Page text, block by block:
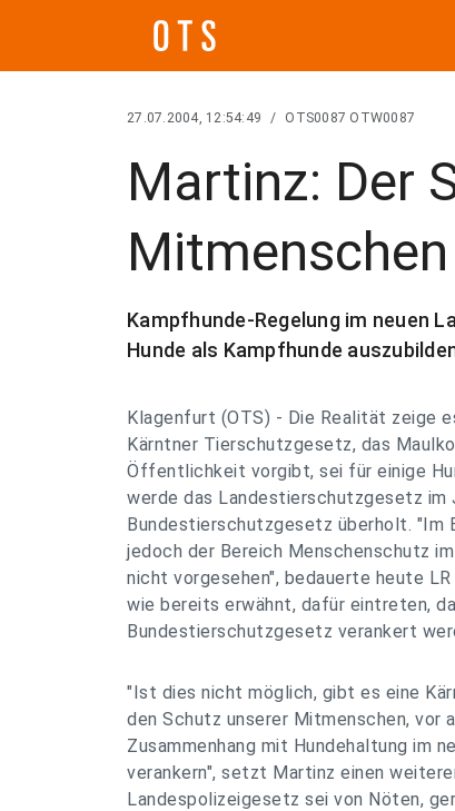
27.07.2004, 12:54:49 / OTS0087 OTW0087
Martinz: Der
Kampfhunde-Regelung im neuen
Hunde als Kampfhunde
Klagenfurt (OTS) - Die Realität zeige
Kärntner Tierschutzgesetz, das
Öffentlichkeit vorgibt, sei für einige
werde das Landestierschutzgesetz im
Bundestierschutzgesetz überholt. "Im
jedoch der Bereich Menschenschutz
nicht vorgesehen", bedauerte heute
wie bereits erwähnt, dafür eintreten,
Bundestierschutzgesetz verankert
"Ist dies nicht möglich, gibt es eine
den Schutz unserer Mitmenschen, vor
Zusammenhang mit Hundehaltung im
verankern", setzt Martinz einen
Landespolizeigesetz sei von Nöten,